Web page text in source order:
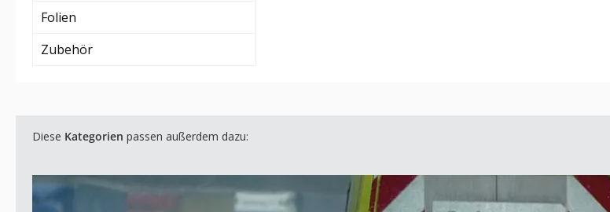
Folien
Zubehör
Diese Kategorien passen außerdem dazu: